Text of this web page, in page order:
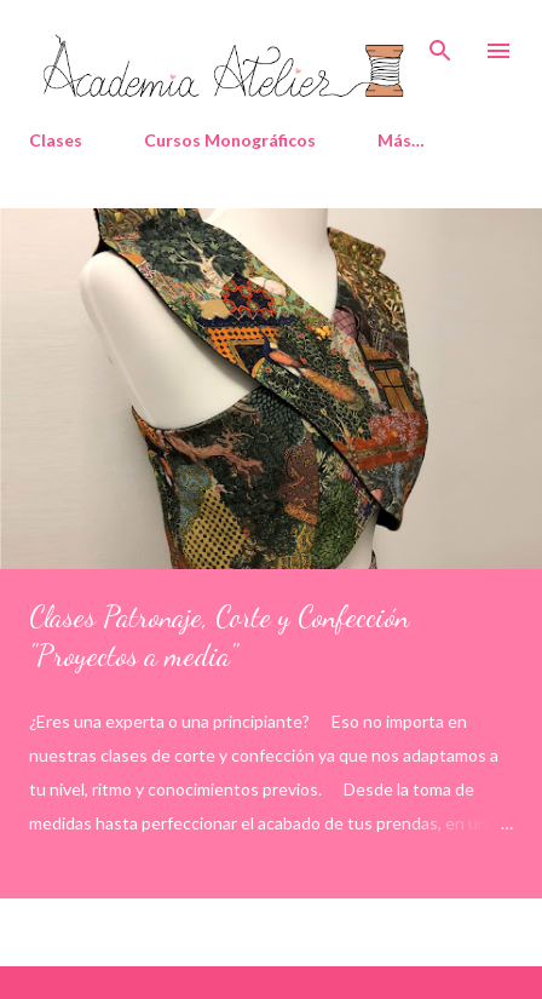
Clases Cursos Monográficos Más…
Clases Patronaje, Corte y Confección
"Proyectos a media"
¿Eres una experta o una principiante? Eso no importa en
nuestras clases de corte y confección ya que nos adaptamos a
tu nivel, ritmo y conocimientos previos. Desde la toma de
medidas hasta perfeccionar el acabado de tus prendas, en una